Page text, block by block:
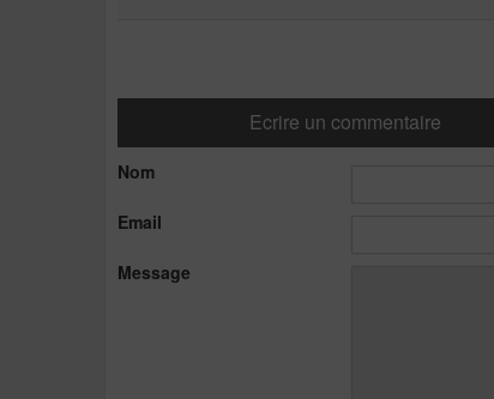
Ecrire un commentaire
Nom
Email
Message